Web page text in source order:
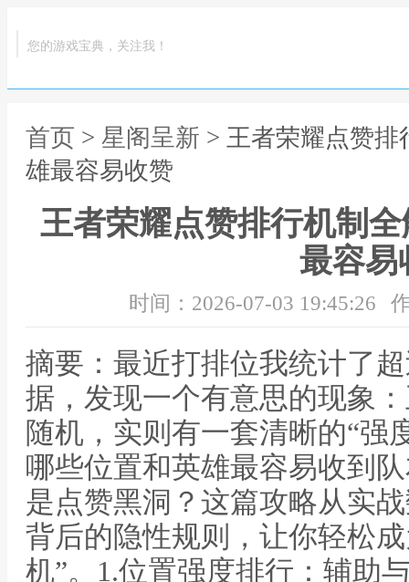
您的游戏宝典，关注我！
首页 > 星阁呈新 > 王者荣耀点赞排
雄最容易收赞
王者荣耀点赞排行机制
最容易
时间：2026-07-03 19:45:26
摘要：最近打排位我统计了
据，发现一个有意思的现象
随机，实则有一套清晰的“强
哪些位置和英雄最容易收到
是点赞黑洞？这篇攻略从实
背后的隐性规则，让你轻松
机”。1.位置强度排行：辅助